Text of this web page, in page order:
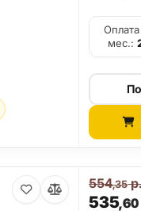
мес.:
535,60
554,35р.